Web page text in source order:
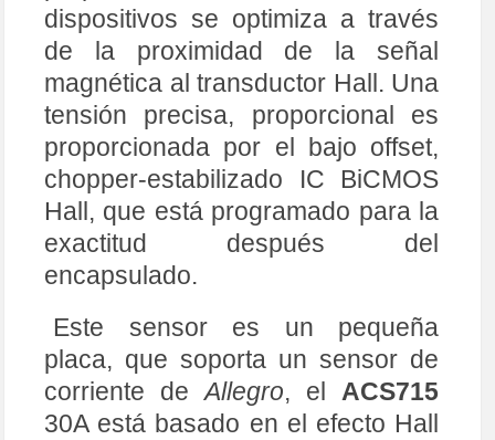
dispositivos se optimiza a través
de la proximidad de la señal
magnética al transductor Hall. Una
tensión precisa, proporcional es
proporcionada por el bajo offset,
chopper-estabilizado IC BiCMOS
Hall, que está programado para la
exactitud después del
encapsulado.
Este sensor es un pequeña
placa, que soporta un sensor de
corriente deAllegro, el ACS715
30A está basado en el efecto Hall